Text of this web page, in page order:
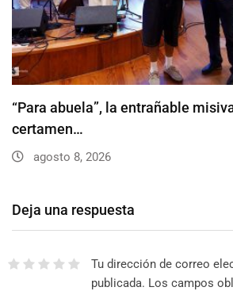
“Para abuela”, la entrañable
certamen…
agosto 8, 2026
Deja una respuesta
Tu dirección de correo
publicada. Los campos